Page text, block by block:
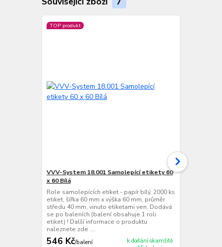
TOP produkt
VVV-System 18.001 Samolepící etikety 60
x 60 Bílá
Role samolepících etiket - papír bílý, 2000 ks
etiket, šířka 60 mm x výška 60 mm, průměr
středu 40 mm, vinuto etiketami ven. Dodává
se po baleních (balení obsahuje 1 roli
etiket) ! Další informace o produktu
naleznete zde ....
546 Kč/balení
k dodání okamžitě